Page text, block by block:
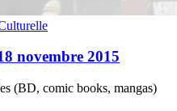
novembre 2015
(BD, comic books, mangas)